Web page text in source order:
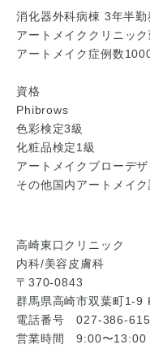
消化器外科病棟 3年半勤
アートメイククリニッ
アートメイク症例数
資格
Phibrows
色彩検定3級
化粧品検定1級
アートメイクブローデ
その他国内アートメイ
高崎東口クリニック
内科/美容皮膚科
〒370-0843
群馬県高崎市双葉町1-
電話番号 027-386-
営業時間 9:00〜13:00